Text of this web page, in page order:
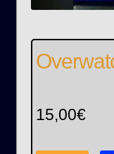
15,00€